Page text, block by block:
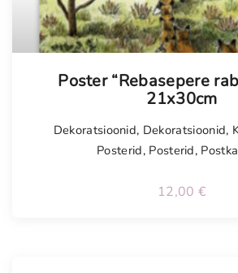
Poster “Rebasepere
21x30cm
Dekoratsioonid, Dekoratsioonid,
Posterid, Posterid,
12,00 €